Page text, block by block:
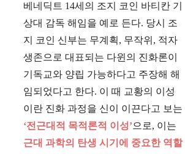
베네딕트 14세의 조지 코인 바티칸 기
상대 감독 해임을 예로 든다. 당시 조
지 코인 신부는 무계획, 무작위, 적자
생존으로 대표되는 다윈의 진화론이
기독교와 양립 가능하다고 주장해 해
임되었다고 한다. 이 때 교황의 이성
이란 진화 과정을 신이 이끈다고 보는
‘전근대적 목적론적 이성’으로, 이는
근대 과학의 탄생 시기에 중요한 역할